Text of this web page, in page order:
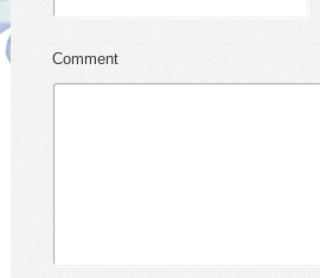
Comment